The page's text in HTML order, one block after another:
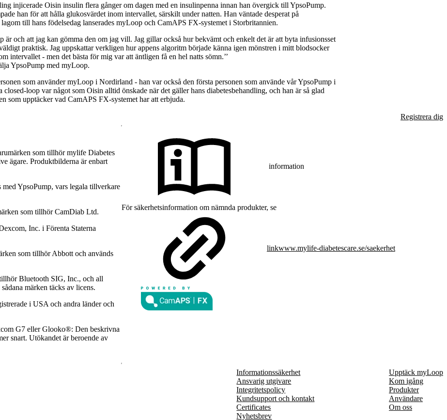
injicerade Oisin insulin flera gånger om dagen med en insulinpenna innan han övergick till YpsoPump.
han för att hålla glukosvärdet inom intervallet, särskilt under natten. Han väntade desperat på
till hans födelsedag lanserades myLoop och CamAPS FX-systemet i Storbritannien.
är och att jag kan gömma den om jag vill. Jag gillar också hur bekvämt och enkelt det är att byta infusionsset
praktisk. Jag uppskattar verkligen hur appens algoritm började känna igen mönstren i mitt blodsocker
intervallet - men det bästa för mig var att äntligen få en hel natts sömn.’’
YpsoPump med myLoop.
som använder myLoop i Nordirland - han var också den första personen som använde vår YpsoPump i
closed-loop var något som Oisin alltid önskade när det gäller hans diabetesbehandling, och han är så glad
som upptäcker vad CamAPS FX-systemet har att erbjuda.
Registrera dig
som tillhör mylife Diabetes
ägare. Produktbilderna är enbart
YpsoPump, vars legala tillverkare
som tillhör CamDiab Ltd.
Inc. i Förenta Staterna
som tillhör Abbott och används
Bluetooth SIG, Inc., och all
märken täcks av licens.
i USA och andra länder och
G7 eller Glooko®: Den beskrivna
snart. Utökandet är beroende av
information
För säkerhetsinformation om nämnda produkter, se
linkwww.mylife-diabetescare.se/saekerhet
Informationssäkerhet
Ansvarig utgivare
Integritetspolicy
Kundsupport och kontakt
Certificates
Nyhetsbrev
Upptäck myLoop
Kom igång
Produkter
Användare
Om oss